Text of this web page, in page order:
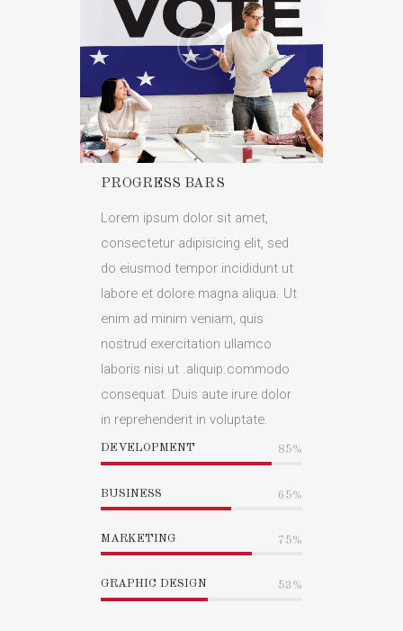
PROGRESS BARS
Lorem ipsum dolor sit amet,
consectetur adipisicing elit, sed
do eiusmod tempor incididunt ut
labore et dolore magna aliqua. Ut
enim ad minim veniam, quis
nostrud exercitation ullamco
laboris nisi ut .aliquip.commodo
consequat. Duis aute irure dolor
in reprehenderit in voluptate.
DEVELOPMENT 85%
BUSINESS 65%
MARKETING 75%
GRAPHIC DESIGN 53%